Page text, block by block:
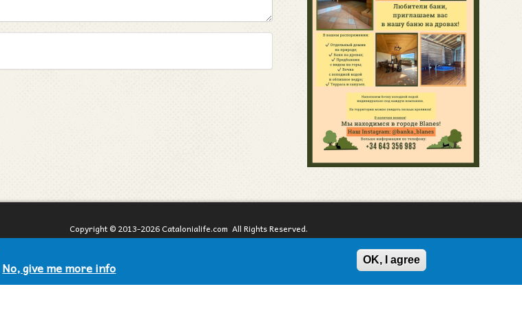
Copyright © 2013-2026 Catalonialife.com All Rights Reserved.
Все права защищены и охраняются законом. Полное или частичное копирование материалов запрещено.
При согласованном использовании материалов сайта необходима ссылка на ресурс.
No, give me more info OK, I agree